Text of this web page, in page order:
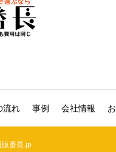
流れ 事例 会社情報
番長.jp